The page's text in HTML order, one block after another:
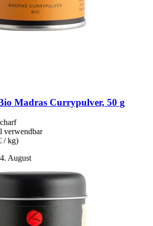
Madras Currypulver, 50 g
verwendbar
/ kg)
August